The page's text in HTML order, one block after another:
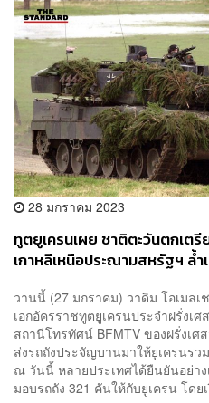
28 มกราคม 2023
ทูตยูเครนเผย ชาติตะวันตกเต
เกาหลีเหนือประณามสหรัฐฯ ล้ำ
วานนี้ (27 มกราคม) วาดิม โอเมลเ
เอกอัครราชทูตยูเครนประจำฝรั่งเ
สถานีโทรทัศน์ BFMTV ของฝรั่งเ
ส่งรถถังประจัญบานมาให้ยูเครนร
ณ วันนี้ หลายประเทศได้ยืนยันอย่า
มอบรถถัง 321 คันให้กับยูเครน โดย